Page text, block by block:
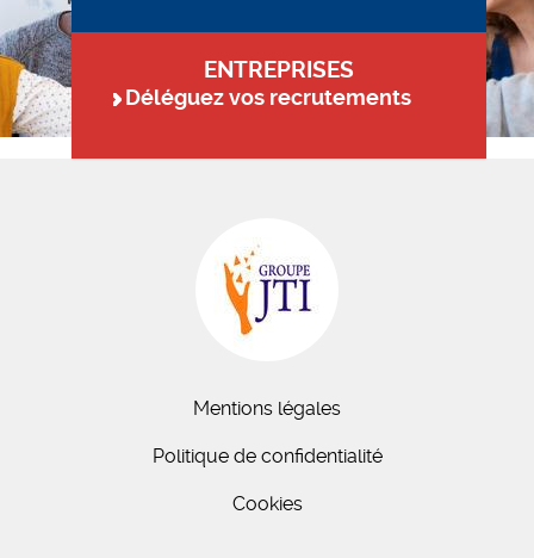
ENTREPRISES
Déléguez vos recrutements
Mentions légales
Politique de confidentialité
Cookies